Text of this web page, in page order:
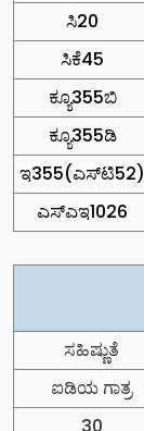
ಸಿ20
ಸಿಕೆ45
ಕ್ಯೂ355ಬಿ
ಕ್ಯೂ355ಡಿ
ಇ355(ಎಸ್‌ಟಿ52)
ಎಸ್‌ಎಇ1026
ಸಹಿಷ್ಣುತೆ
ಐಡಿಯ ಗಾತ್ರ
30